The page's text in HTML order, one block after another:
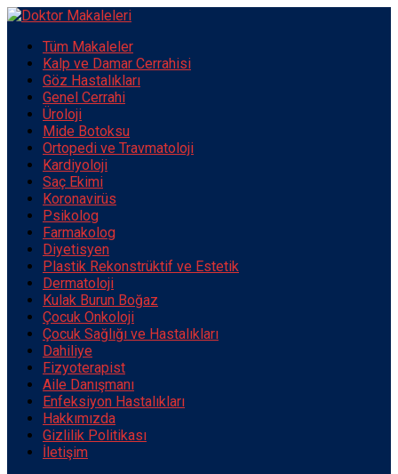
Tüm Makaleler
Kalp ve Damar Cerrahisi
Göz Hastalıkları
Genel Cerrahi
Üroloji
Mide Botoksu
Ortopedi ve Travmatoloji
Kardiyoloji
Saç Ekimi
Koronavirüs
Psikolog
Farmakolog
Diyetisyen
Plastik Rekonstrüktif ve Estetik
Dermatoloji
Kulak Burun Boğaz
Çocuk Onkoloji
Çocuk Sağlığı ve Hastalıkları
Dahiliye
Fizyoterapist
Aile Danışmanı
Enfeksiyon Hastalıkları
Hakkımızda
Gizlilik Politikası
İletişim